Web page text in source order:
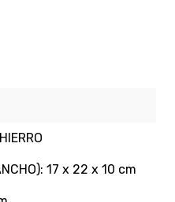
17 x 22 x 10 cm